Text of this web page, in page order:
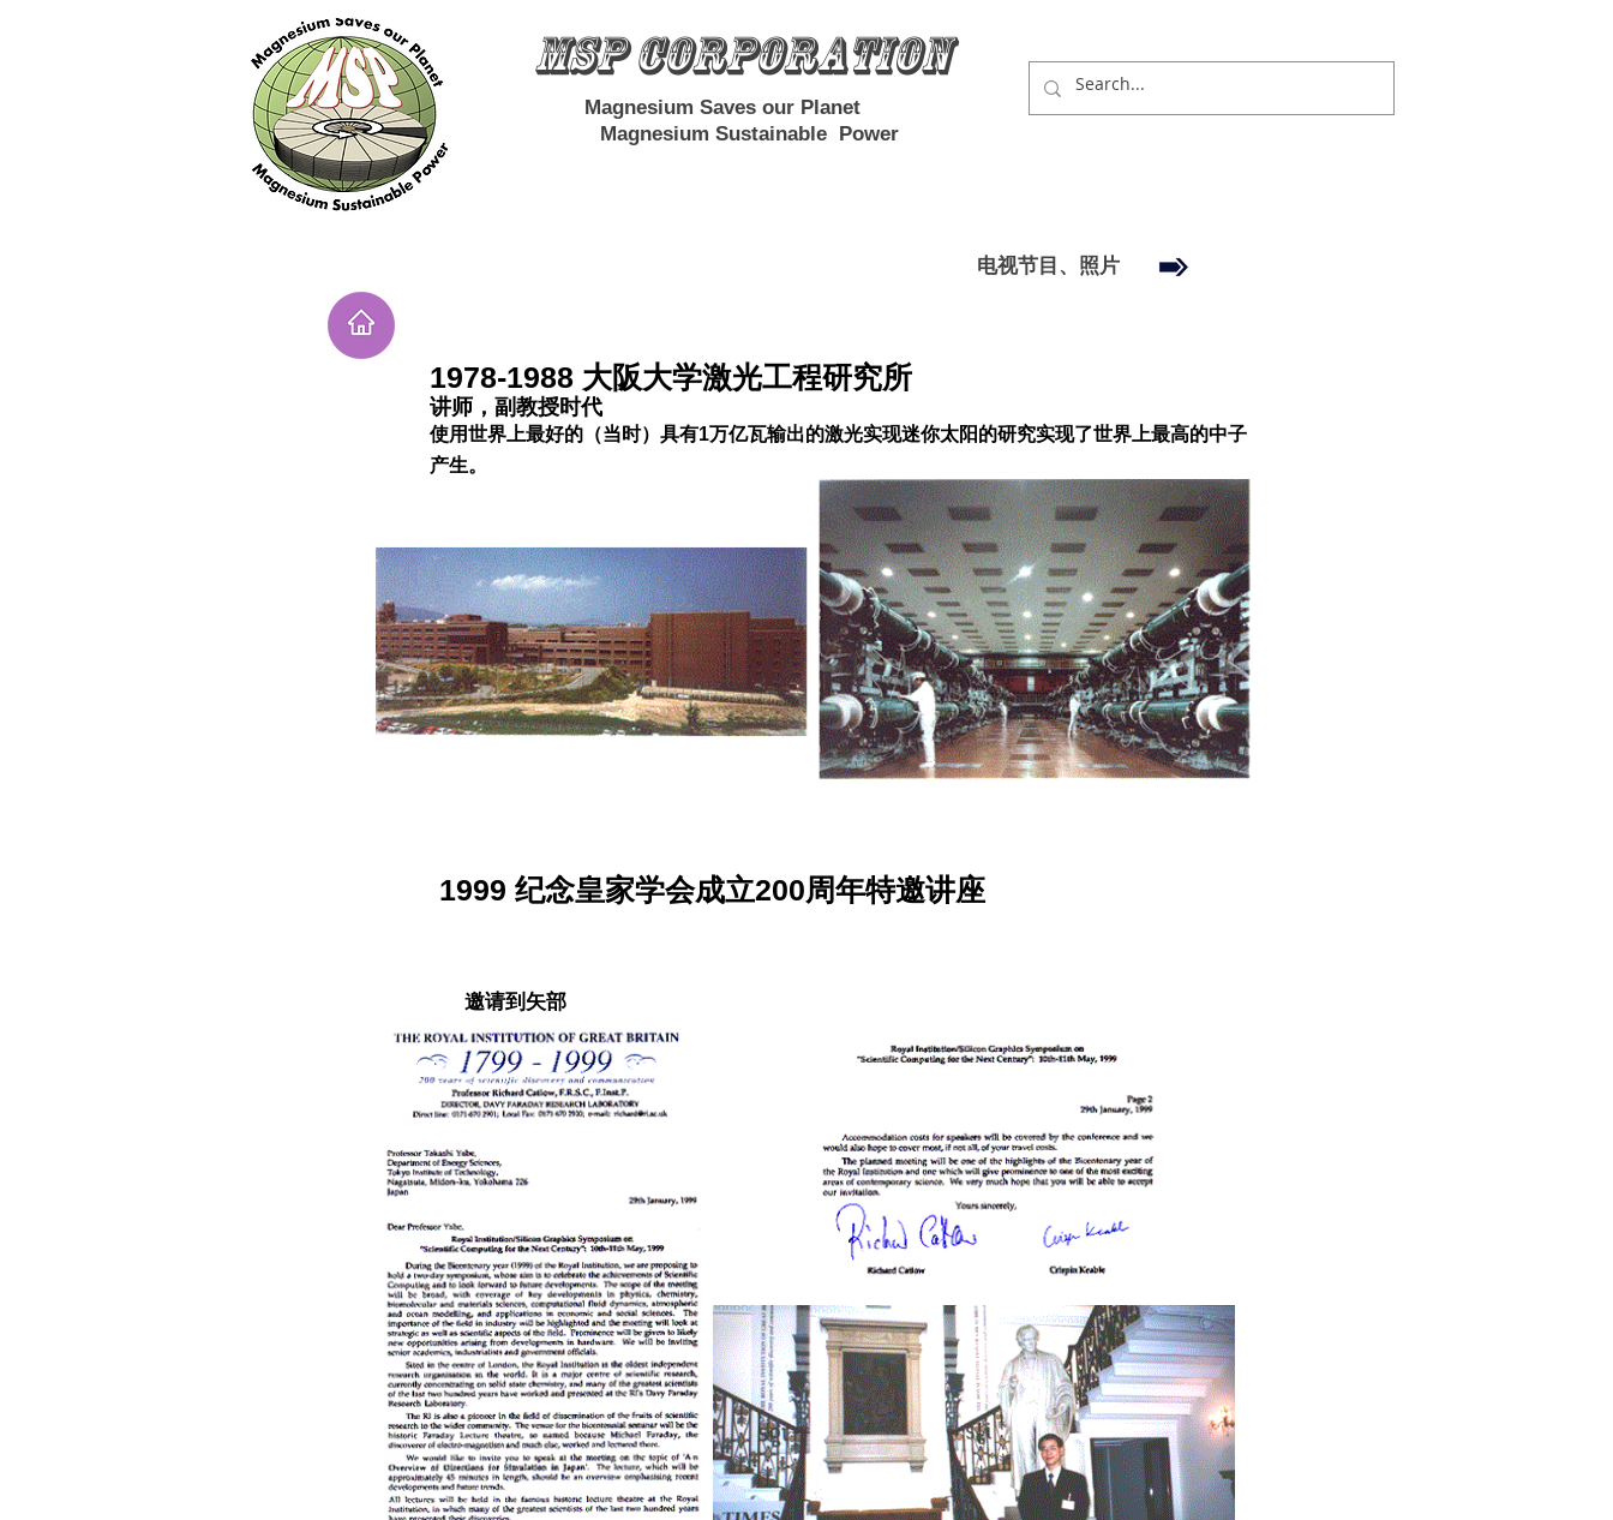
MSP Corporation
Magnesium Saves our Planet
Magnesium Sustainable Power
电视节目、照片
​1978-1988 大阪大学激光工程研究所
​讲师，副教授时代
使用世界上最好的（当时）具有1万亿瓦输出的激光实现迷你太阳的研究实现了世界上最高的中子
产生。
​1999 纪念皇家学会成立200周年特邀讲座
邀请到矢部